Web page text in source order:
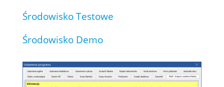
Środowisko Testowe
Środowisko Demo